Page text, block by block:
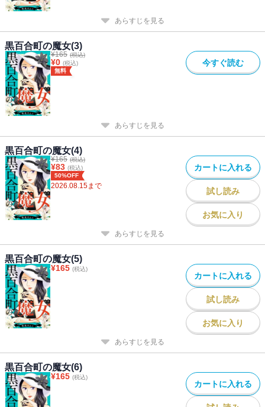
あらすじを見る
黒百合町の魔女(3)
¥165 (税込)
¥0 (税込)
無料
今すぐ読む
あらすじを見る
黒百合町の魔女(4)
¥165 (税込)
¥83 (税込)
50%OFF
2026.08.15まで
カートに入れる
試し読み
お気に入り
あらすじを見る
黒百合町の魔女(5)
¥165 (税込)
カートに入れる
試し読み
お気に入り
あらすじを見る
黒百合町の魔女(6)
¥165 (税込)
カートに入れる